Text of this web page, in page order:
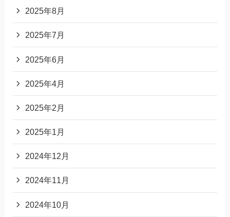
2025年8月
2025年7月
2025年6月
2025年4月
2025年2月
2025年1月
2024年12月
2024年11月
2024年10月